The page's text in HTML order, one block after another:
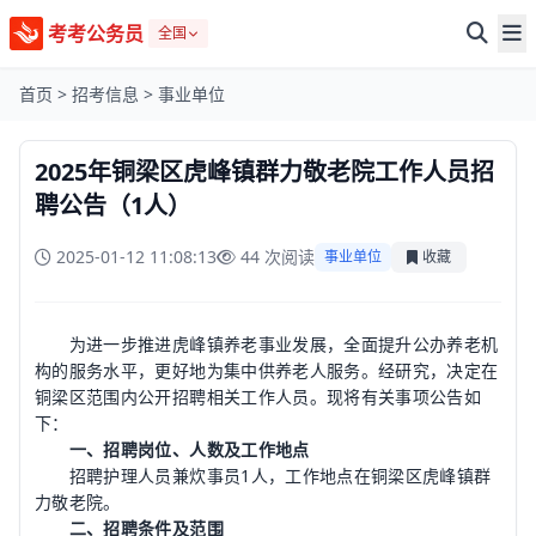
考考公务员 全国
首页 > 招考信息 > 事业单位
2025年铜梁区虎峰镇群力敬老院工作人员招
聘公告（1人）
2025-01-12 11:08:13 44 次阅读 事业单位 收藏
为进一步推进虎峰镇养老事业发展，全面提升公办养老机
构的服务水平，更好地为集中供养老人服务。经研究，决定在
铜梁区范围内公开招聘相关工作人员。现将有关事项公告如
下：
一、招聘岗位、人数及工作地点
招聘护理人员兼炊事员1人，工作地点在铜梁区虎峰镇群
力敬老院。
二、招聘条件及范围